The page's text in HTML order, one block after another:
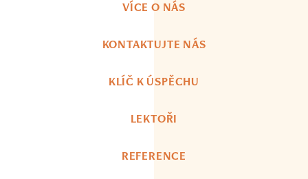
VÍCE O NÁS
KONTAKTUJTE NÁS
KLÍČ K ÚSPĚCHU
LEKTOŘI
REFERENCE